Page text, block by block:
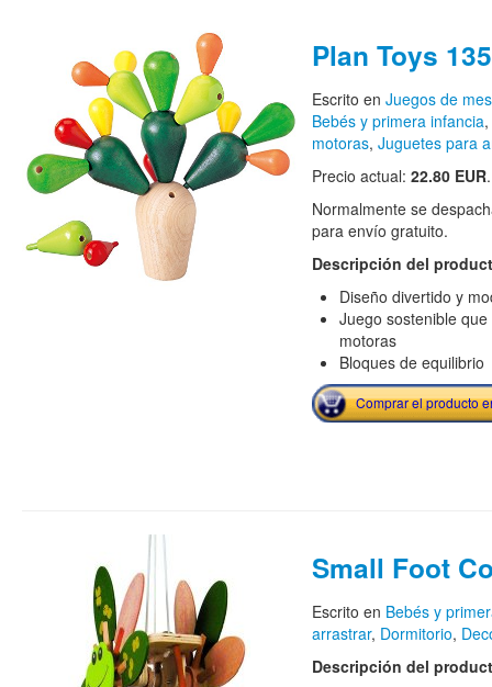
Plan Toys
Escrito en Juegos de
Bebés y primera infancia,
motoras, Juguetes para
Precio actual: 22.80 EUR.
Normalmente se
para envío gratuito.
Descripción del
Diseño divertido y
Juego sostenible
motoras
Bloques de equilibrio
Comprar el producto
Small Foot
Escrito en Bebés y
arrastrar, Dormitorio,
Descripción del